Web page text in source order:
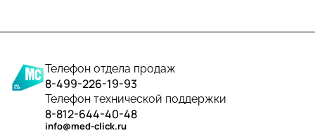
Телефон отдела продаж
8-499-226-19-93
Телефон технической поддержки
8-812-644-40-48
info@med-click.ru